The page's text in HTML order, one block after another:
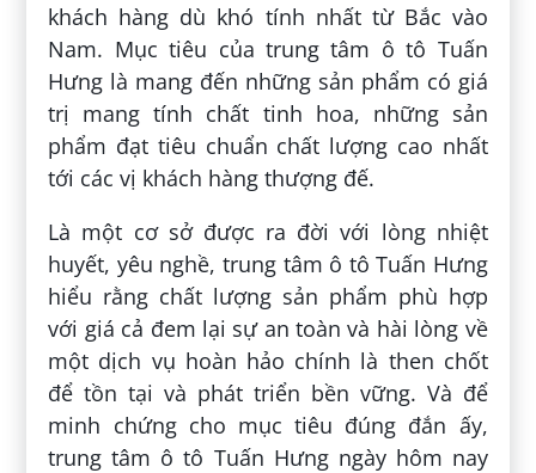
khách hàng dù khó tính nhất từ Bắc vào
Nam. Mục tiêu của trung tâm ô tô Tuấn
Hưng là mang đến những sản phẩm có giá
trị mang tính chất tinh hoa, những sản
phẩm đạt tiêu chuẩn chất lượng cao nhất
tới các vị khách hàng thượng đế.
Là một cơ sở được ra đời với lòng nhiệt
huyết, yêu nghề, trung tâm ô tô Tuấn Hưng
hiểu rằng chất lượng sản phẩm phù hợp
với giá cả đem lại sự an toàn và hài lòng về
một dịch vụ hoàn hảo chính là then chốt
để tồn tại và phát triển bền vững. Và để
minh chứng cho mục tiêu đúng đắn ấy,
trung tâm ô tô Tuấn Hưng ngày hôm nay